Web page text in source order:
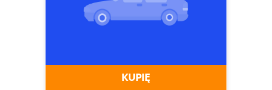
KUPIĘ